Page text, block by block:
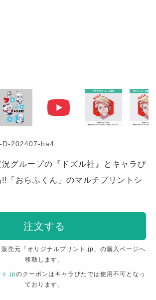
D-202407-ha4
グループの『ドズル社』とキャラぴ
「おらふくん」のマルチプリントシ
注文する
売元「オリジナルプリント.jp」の購入ページへ
移動します。
ト.jpのクーポンはキャラぴたでは使用不可となっ
ております。